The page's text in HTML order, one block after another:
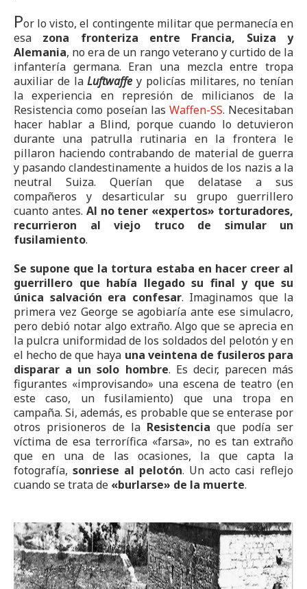
Por lo visto, el contingente militar que permanecía en
esa zona fronteriza entre Francia, Suiza y
Alemania, no era de un rango veterano y curtido de la
infantería germana. Eran una mezcla entre tropa
auxiliar de laLuftwaffe y policías militares, no tenían
la experiencia en represión de milicianos de la
Resistencia como poseían las Waffen-SS. Necesitaban
hacer hablar a Blind, porque cuando lo detuvieron
durante una patrulla rutinaria en la frontera le
pillaron haciendo contrabando de material de guerra
y pasando clandestinamente a huidos de los nazis a la
neutral Suiza. Querían que delatase a sus
compañeros y desarticular su grupo guerrillero
cuanto antes. Al no tener «expertos» torturadores,
recurrieron al viejo truco de simular un
fusilamiento.
Se supone que la tortura estaba en hacer creer al
guerrillero que había llegado su final y que su
única salvación era confesar. Imaginamos que la
primera vez George se agobiaría ante ese simulacro,
pero debió notar algo extraño. Algo que se aprecia en
la pulcra uniformidad de los soldados del pelotón y en
el hecho de que haya una veintena de fusileros para
disparar a un solo hombre. Es decir, parecen más
figurantes «improvisando» una escena de teatro (en
este caso, un fusilamiento) que una tropa en
campaña. Si, además, es probable que se enterase por
otros prisioneros de la Resistencia que podía ser
víctima de esa terrorífica «farsa», no es tan extraño
que en una de las ocasiones, la que capta la
fotografía, sonriese al pelotón. Un acto casi reflejo
cuando se trata de «burlarse» de la muerte.